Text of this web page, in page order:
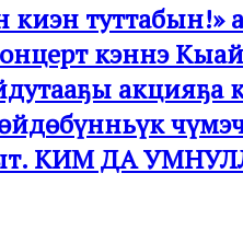
киэн
кэннэ
КИМ ДА